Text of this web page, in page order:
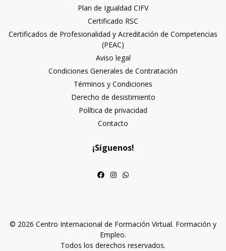
Plan de Igualdad CIFV
Certificado RSC
Certificados de Profesionalidad y Acreditación de Competencias
(PEAC)
Aviso legal
Condiciones Generales de Contratación
Términos y Condiciones
Derecho de desistimiento
Política de privacidad
Contacto
¡Síguenos!
© 2026 Centro Internacional de Formación Virtual. Formación y
Empleo.
Todos los derechos reservados.